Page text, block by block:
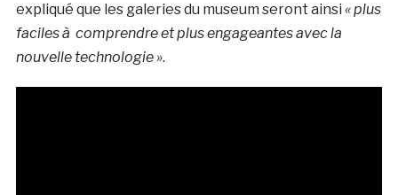
expliqué que les galeries du museum seront ainsi « plus
faciles à comprendre et plus engageantes avec la
nouvelle technologie ».